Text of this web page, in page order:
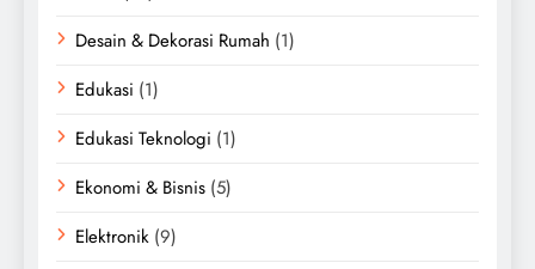
Desain & Dekorasi Rumah (1)
Edukasi (1)
Edukasi Teknologi (1)
Ekonomi & Bisnis (5)
Elektronik (9)